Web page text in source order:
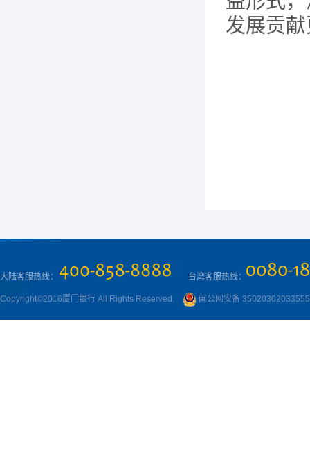
发展贡
大陆客服热线： 台湾客服热线：
Copyright©2016厦门银行 All Rights Reserved. 闽公网安备